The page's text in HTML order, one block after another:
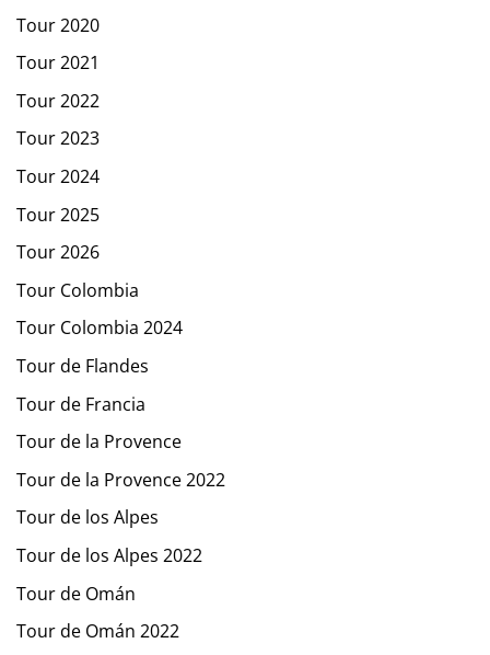
Tour 2020
Tour 2021
Tour 2022
Tour 2023
Tour 2024
Tour 2025
Tour 2026
Tour Colombia
Tour Colombia 2024
Tour de Flandes
Tour de Francia
Tour de la Provence
Tour de la Provence 2022
Tour de los Alpes
Tour de los Alpes 2022
Tour de Omán
Tour de Omán 2022